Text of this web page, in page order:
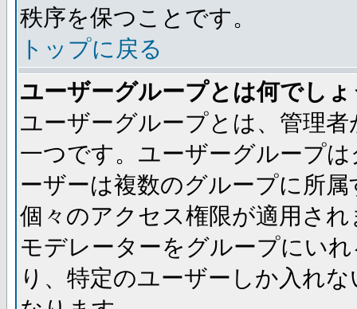
秩序を保つことです。
トップに戻る
ユーザーグループとは何でし
ユーザーグループとは、管理
一つです。ユーザーグループ
ーザーは複数のグループに所
個々のアクセス権限が適用さ
モデレーターをグループにい
り、特定のユーザーしか入れ